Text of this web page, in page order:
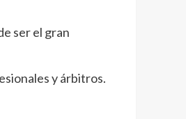
ser el gran
y árbitros.